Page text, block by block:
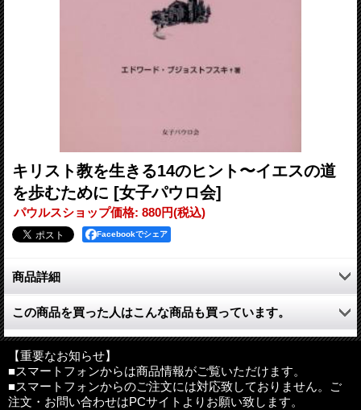
キリスト教を生きる14のヒント〜イエスの道
を歩むために [女子パウロ会]
パウルスショップ価格: 880円(税込)
Facebookでシェア
商品詳細
道であるイエスにたえず従って本物の幸せをつかむために、生活
のなかでこれだけは実行していきたいという確かな歩みを、やさ
しく簡潔に、具体的に説いた書。
●目次
はじめに － 本物の幸せにいたるイエスの道
1.とことん愛してくださる神にとどまろう
この商品を買った人はこんな商品も買っています。
【重要なお知らせ】
■スマートフォンからは商品情報がご覧いただけます。
■スマートフォンからのご注文には対応致しておりません。ご
注文・お問い合わせはPCサイトよりお願い致します。